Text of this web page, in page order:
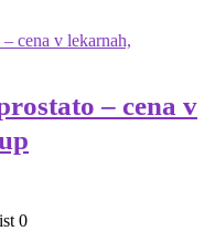
– cena v
0